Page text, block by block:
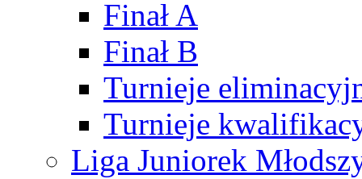
Finał A
Finał B
Turnieje
Turnieje
Liga Juniorek